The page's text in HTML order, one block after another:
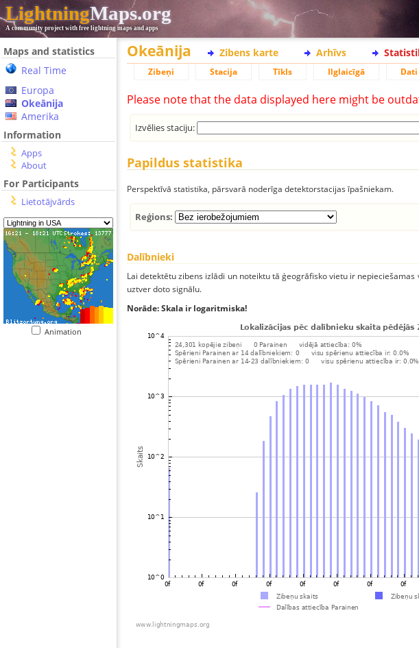
LightningMaps.org
A community project with free lightning maps and apps
Maps and statistics
Real Time
Europa
Okeānija
Amerika
Information
Apps
About
For Participants
Lietotājvārds
Animation
Okeānija Zibens karte Arhīvs
Zibeņi Stacija Tīkls Ilglaicīgā Dati
Please note that the data displayed here might be
Izvēlies staciju:
Papildus statistika
Perspektīvā statistika, pārsvarā noderīga detektorstacijas īpašniekam.
Reģions:
Dalībnieki
Lai detektētu zibens izlādi un noteiktu tā ģeogrāfisko vietu ir nepieciešamas
uztver doto signālu.
Norāde: Skala ir logaritmiska!